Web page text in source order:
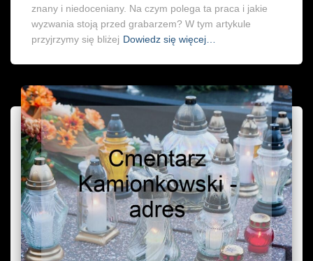
znany i niedoceniany. Na czym polega ta praca i jakie
wyzwania stoją przed grabarzem? W tym artykule
przyjrzymy się bliżej Dowiedz się więcej…